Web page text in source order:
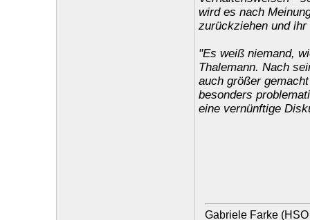
wird es nach
zurückziehen und
"Es weiß niemand,
Thalemann. Nach
auch größer
besonders
eine vernünftige
Gabriele Farke (HSO